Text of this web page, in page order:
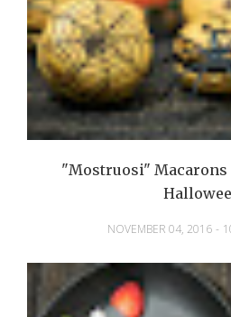
"Mostruosi" Macarons
NOVEMBER 04, 2016 -